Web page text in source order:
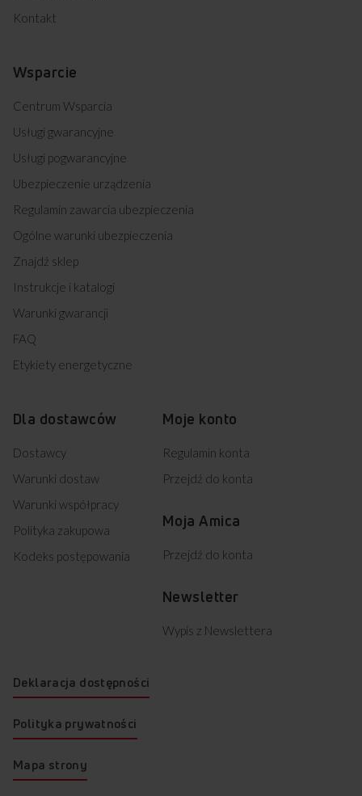
Kontakt
Wsparcie
Centrum Wsparcia
Usługi gwarancyjne
Usługi pogwarancyjne
Ubezpieczenie urządzenia
Regulamin zawarcia ubezpieczenia
Ogólne warunki ubezpieczenia
Znajdź sklep
Instrukcje i katalogi
Warunki gwarancji
FAQ
Etykiety energetyczne
Dla dostawców
Dostawcy
Warunki dostaw
Warunki współpracy
Polityka zakupowa
Kodeks postępowania
Moje konto
Regulamin konta
Przejdź do konta
Moja Amica
Przejdź do konta
Newsletter
Wypis z Newslettera
Deklaracja dostępności
Polityka prywatności
Mapa strony